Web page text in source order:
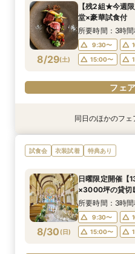
8/28(金)
10:00〜
フェ
8/28(金)
10:00〜
17:00〜
フェ
8/28(金)
9:30〜
15:00〜
フェ
8/28(金)
9:30〜
15:00〜
フェ
8/28(金)
9:30〜
15:00〜
フェ
8/29(土)
【残2組★今週
堂×豪華試食付
所要時間：3時
9:30〜
15:00〜
フェ
衣装試着 特典あり
8/29(土)
【フリードリン
待×リゾート
9:30〜
15:00〜
フェ
特典あり
8/29(土)
【自宅で式場見
ライン相談会♪
10:00〜
フェ
特典あり
8/29(土)
【迷っている方
談×次回試食付
10:00〜
17:00〜
フェ
衣装試着 特典あり
8/29(土)
＼前々日〜当日
限定前撮り特典付
9:30〜
15:00〜
フェ
特典あり
8/29(土)
【フォト婚】貸
定特典付相談会
9:30〜
15:00〜
フェ
衣装試着 特典あり
8/29(土)
今月限定【130
×特製スイーツ
9:30〜
15:00〜
フェ
同日のほかのフェ
試食会 衣装試着 特典あり
8/30 (日)
日曜限定開催【
×3000坪の貸切
所要時間：3時
9:30〜
15:00〜